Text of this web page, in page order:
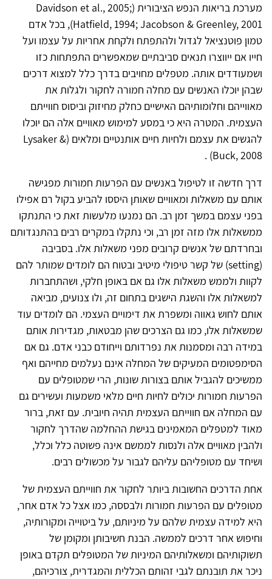
מערכת בריאות הנפש הציבורית (Davidson et al., 2005;
Hatfield, 1994; Jacobson & Greenley, 2001), בכל אדם
טמון פוטנציאל לגדול ולהתפתח ולקחת אחריות על עצמו ועל
חייו אם ייווצרו תנאים סביבתיים שמאפשרים התפתחות כזו
ושמעודדים אותה. מטפלים מחויבים בדרך כלל למצוא דרכים
שבהן יוכלו האנשים עם מחלה חמורה לחקור ולגלות את
מאווייהם וחלומותיהם האישיים כחלק מחיזוק וביסוס חווייתם
העצמית. המטרה היא כי במסע למימוש מאוויים אלה הם יוכלו
להגשים את עצמם ולחיות חיים אותנטיים ומלאים (Lysaker &
Buck, 2008) .
דרך חדשה זו לטיפול באנשים עם הפרעות חמורות מפגישה
אותם עם משאלות ומאוויים שאותן היססו להביע בקול רם אפילו
בפני עצמם במשך זמן רב. הם נמנעו מלעשות זאת כי התנתקו
ממשאלות אלו מזה זמן רב, וכי נתקלו במקרים רבים בהתנגדותם
ובחרדתם של אנשים קרובים מפני משאלות אלו. בסביבה
(setting) של קשר טיפולי מיטיב ובטוח הם לומדים שמותר להם
לקוות ולממש משאלות אלו גם אם באופן חלקי, ושהתחברות
למשאלות אלו והשגת הישגים בתחום זה, ולו צנועים, מביאה
אותם לחוש גאווה ומשפרת את דימויים העצמי. הם לומדים עוד
שמשאלות אלו, כמו גם הצרכים שהן מבטאות, מגדירות אותם
במידה רבה ומסמנות את נפרדותם וייחודם כבני אדם. גם אם
הסימפטומים המעיקים של המחלה אינם נעלמים מחייהם ואף
ממשיכים להגביל אותם בצורות שונות, הרי שמטופלים עם
הפרעות חמורות יכולים לחיות חיים מלאי משמעות ועשירים גם
עם המחלה אם חווייתם העצמית תהיה חיובית. עם זאת, ברור
מאוד למטפלים המאמינים בגישת ההחלמה שהדרך לחקור
ולהבין מאוויים אלה ולנסות לממשם אינה פשוטה כלל וכלל,
ושיחד עם מטופליהם עליהם לגבור על מכשולים רבים.
אחת הדרכים החשובות ביותר לחקור את חווייתם העצמית של
מטופלים עם הפרעות חמורות ולבססה, כמו אצל כל אדם אחר,
היא למידה עצמית שלהם על מיניותם, על ביטוייה ומקורותיה,
וחיפוש אחר דרכים לממשה. הבנת חשיבותן ומקומן של
תשוקותיהם ומשאלותיהם המיניות של המטופלים תקדם באופן
ניכר את תובנתם לגבי זהותם הכללית והמגדרית, צורכיהם,